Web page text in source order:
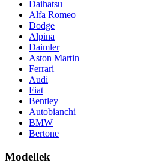
Daihatsu
Alfa Romeo
Dodge
Alpina
Daimler
Aston Martin
Ferrari
Audi
Fiat
Bentley
Autobianchi
BMW
Bertone
Modellek